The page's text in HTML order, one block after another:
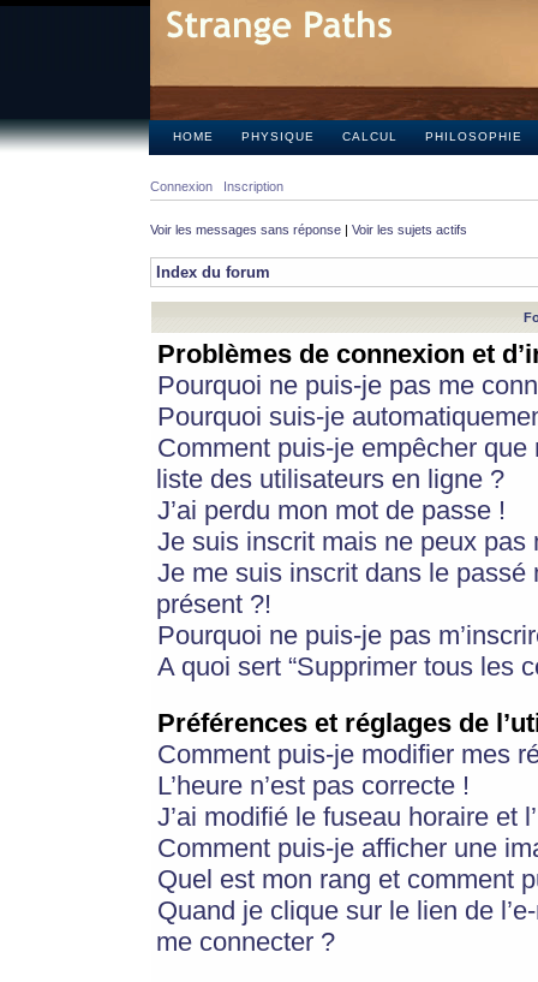
HOME PHYSIQUE CALCUL PHILOSOPHIE
Connexion Inscription
Voir les messages sans réponse | Voir les sujets actifs
Index du forum
Problèmes de connexion et
Pourquoi ne puis-je pas me
Pourquoi suis-je
Comment puis-je empêcher
liste des utilisateurs en ligne ?
J’ai perdu mon mot de passe !
Je suis inscrit mais ne peux pas
Je me suis inscrit dans le
présent ?!
Pourquoi ne puis-je pas
A quoi sert “Supprimer tous les
Préférences et réglages de
Comment puis-je modifier mes
L’heure n’est pas correcte !
J’ai modifié le fuseau horaire et
Comment puis-je afficher une
Quel est mon rang et comment
Quand je clique sur le lien de
me connecter ?